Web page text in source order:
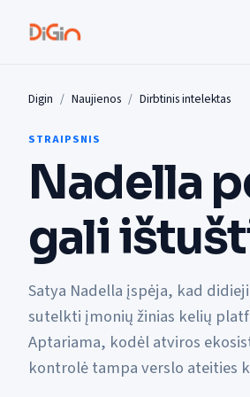
Digin Naujienos Dirbtinis intelektas
STRAIPSNIS
Nadella
gali
Satya Nadella įspėja, kad
sutelkti įmonių žinias kelių
Aptariama, kodėl atviros
kontrolė tampa verslo ateities